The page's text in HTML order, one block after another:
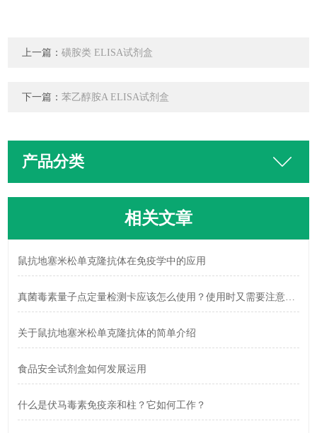
上一篇：磺胺类 ELISA试剂盒
下一篇：苯乙醇胺A ELISA试剂盒
产品分类
相关文章
鼠抗地塞米松单克隆抗体在免疫学中的应用
真菌毒素量子点定量检测卡应该怎么使用？使用时又需要注意什么？
关于鼠抗地塞米松单克隆抗体的简单介绍
食品安全试剂盒如何发展运用
什么是伏马毒素免疫亲和柱？它如何工作？